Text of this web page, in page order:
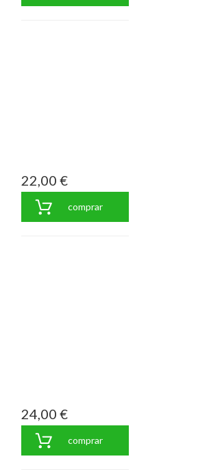
22,00 €
comprar
24,00 €
comprar